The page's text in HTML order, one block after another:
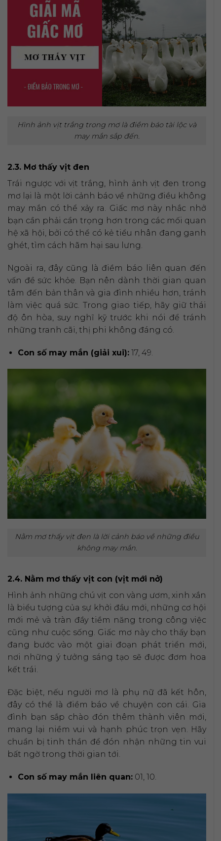
Hình ảnh vịt trắng trong mơ là điềm báo tài lộc và
may mắn sắp đến.
2.3. Mơ thấy vịt đen
Trái ngược với vịt trắng, hình ảnh vịt đen trong
mơ lại là một lời cảnh báo về những điều không
may mắn có thể xảy ra. Giấc mơ này nhắc nhở
bạn cần phải cẩn trọng hơn trong các mối quan
hệ xã hội, bởi có thể có kẻ tiểu nhân đang ganh
ghét, tìm cách hãm hại sau lưng.
Ngoài ra, đây cũng là điềm báo liên quan đến
vấn đề sức khỏe. Bạn nên dành thời gian quan
tâm đến bản thân và gia đình nhiều hơn, tránh
làm việc quá sức. Trong giao tiếp, hãy giữ thái
độ ôn hòa, suy nghĩ kỹ trước khi nói để tránh
những tranh cãi, thị phi không đáng có.
Con số may mắn (giải xui):17, 49.
Nằm mơ thấy vịt đen là lời cảnh báo về những điều
không may mắn.
2.4. Nằm mơ thấy vịt con (vịt mới nở)
Hình ảnh những chú vịt con vàng ươm, xinh xắn
là biểu tượng của sự khởi đầu mới, những cơ hội
mới mẻ và tràn đầy tiềm năng trong công việc
cũng như cuộc sống. Giấc mơ này cho thấy bạn
đang bước vào một giai đoạn phát triển mới,
nơi những ý tưởng sáng tạo sẽ được đơm hoa
kết trái.
Đặc biệt, nếu người mơ là phụ nữ đã kết hôn,
đây có thể là điềm báo về chuyện con cái. Gia
đình bạn sắp chào đón thêm thành viên mới,
mang lại niềm vui và hạnh phúc trọn vẹn. Hãy
chuẩn bị tinh thần để đón nhận những tin vui
bất ngờ trong thời gian tới.
Con số may mắn liên quan:01, 10.